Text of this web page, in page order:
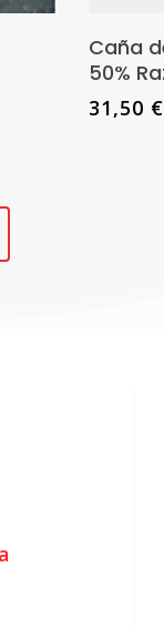
Caña
50%
31,50 €